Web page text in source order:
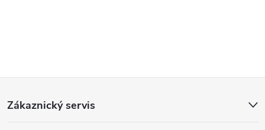
Zákaznický servis